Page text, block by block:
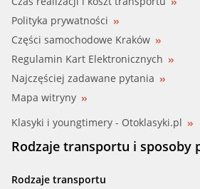
Polityka prywatności
Części samochodowe Kraków
Regulamin Kart Elektronicznych
Najczęściej zadawane pytania
Mapa witryny
Klasyki i youngtimery - Otoklasyki.pl
Rodzaje transportu i sposoby
Rodzaje transportu